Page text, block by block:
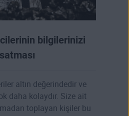
bilgilerinizi
satması
altın değerindedir ve
daha kolaydır. Size ait
toplayan kişiler bu